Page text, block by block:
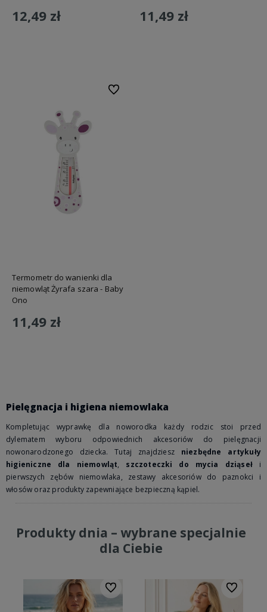
12,49 zł 11,49 zł
Termometr do wanienki dla
niemowląt Żyrafa szara - Baby
Ono
11,49 zł
Do ulubionych
Pielęgnacja i higiena niemowlaka
Kompletując wyprawkę dla noworodka każdy rodzic stoi przed
dylematem wyboru odpowiednich akcesoriów do pielęgnacji
nowonarodzonego dziecka. Tutaj znajdziesz niezbędne artykuły
higieniczne dla niemowląt, szczoteczki do mycia dziąsełi
pierwszych zębów niemowlaka, zestawy akcesoriów do paznokci i
włosów oraz produkty zapewniające bezpieczną kąpiel.
Produkty dnia – wybrane specjalnie
dla Ciebie
Do ulubionych Do